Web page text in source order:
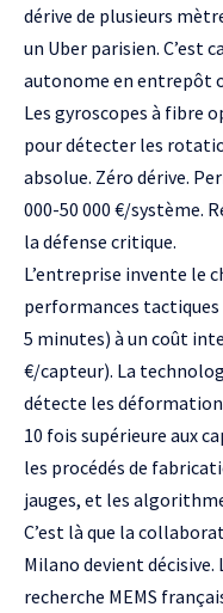
dérive de plusieurs
un Uber parisien. C’est
autonome en entrepôt
Les gyroscopes à fibre
pour détecter les
absolue. Zéro dérive.
000-50 000 €/système.
la défense critique.
L’entreprise invente le
performances tactiques
5 minutes) à un coût
€/capteur). La
détecte les
10 fois supérieure aux
les procédés de
jauges, et les
C’est là que la
Milano devient décisive.
recherche MEMS